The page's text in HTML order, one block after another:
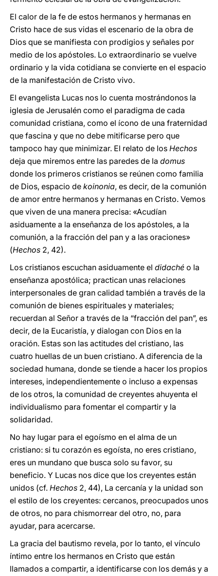
El calor de la fe de estos hermanos y hermanas en
Cristo hace de sus vidas el escenario de la obra de
Dios que se manifiesta con prodigios y señales por
medio de los apóstoles. Lo extraordinario se vuelve
ordinario y la vida cotidiana se convierte en el espacio
de la manifestación de Cristo vivo.
El evangelista Lucas nos lo cuenta mostrándonos la
iglesia de Jerusalén como el paradigma de cada
comunidad cristiana, como el ícono de una fraternidad
que fascina y que no debe mitificarse pero que
tampoco hay que minimizar. El relato de los Hechos
deja que miremos entre las paredes de la domus
donde los primeros cristianos se reúnen como familia
de Dios, espacio de koinonia, es decir, de la comunión
de amor entre hermanos y hermanas en Cristo. Vemos
que viven de una manera precisa: «Acudían
asiduamente a la enseñanza de los apóstoles, a la
comunión, a la fracción del pan y a las oraciones»
(Hechos 2, 42).
Los cristianos escuchan asiduamente el didaché o la
enseñanza apostólica; practican unas relaciones
interpersonales de gran calidad también a través de la
comunión de bienes espirituales y materiales;
recuerdan al Señor a través de la “fracción del pan”, es
decir, de la Eucaristía, y dialogan con Dios en la
oración. Estas son las actitudes del cristiano, las
cuatro huellas de un buen cristiano. A diferencia de la
sociedad humana, donde se tiende a hacer los propios
intereses, independientemente o incluso a expensas
de los otros, la comunidad de creyentes ahuyenta el
individualismo para fomentar el compartir y la
solidaridad.
No hay lugar para el egoísmo en el alma de un
cristiano: si tu corazón es egoísta, no eres cristiano,
eres un mundano que busca solo su favor, su
beneficio. Y Lucas nos dice que los creyentes están
unidos (cf. Hechos 2, 44), La cercanía y la unidad son
el estilo de los creyentes: cercanos, preocupados unos
de otros, no para chismorrear del otro, no, para
ayudar, para acercarse.
La gracia del bautismo revela, por lo tanto, el vínculo
íntimo entre los hermanos en Cristo que están
llamados a compartir, a identificarse con los demás y a